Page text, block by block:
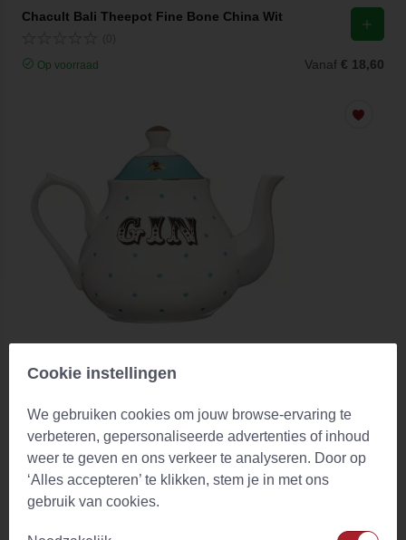
Chacult Bali Theepot Fine Bone China Wit
Op voorraad Vanaf € 18,60
Theepot Gin 1.6 ltr (giftbox) Yvonne Ellen
Op voorraad Vanaf € 46,45
Cookie instellingen
We gebruiken cookies om jouw browse-ervaring te
verbeteren, gepersonaliseerde advertenties of inhoud
weer te geven en ons verkeer te analyseren. Door op
‘Alles accepteren’ te klikken, stem je in met ons
gebruik van cookies.